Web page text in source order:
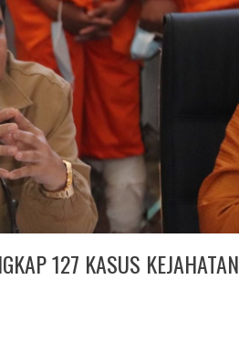
127 KASUS KEJAHATAN